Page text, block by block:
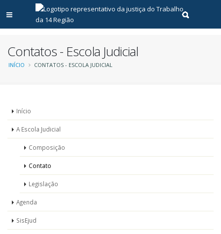
Abrir menu principal
Realizar
Contatos - Escola Judicial
Trilha
navegação
INÍCIO CONTATOS - ESCOLA JUDICIAL
Unidades
Escola
judicial
Início
A Escola Judicial
Composição
Contato
Legislação
Agenda
SisEjud